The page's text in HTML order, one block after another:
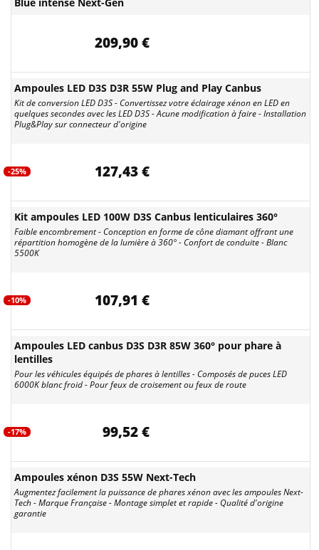
209,90 €
Ampoules LED D3S D3R 55W Plug and Play Canbus
Kit de conversion LED D3S - Convertissez votre éclairage xénon en LED en
quelques secondes avec les LED D3S - Acune modification à faire - Installation
Plug&Play sur connecteur d'origine
-25% 127,43 €
Kit ampoules LED 100W D3S Canbus lenticulaires 360°
Faible encombrement - Conception en forme de cône diamant offrant une
répartition homogène de la lumière à 360° - Confort de conduite - Blanc
5500K
-10% 107,91 €
Ampoules LED canbus D3S D3R 85W 360° pour phare à
lentilles
Pour les véhicules équipés de phares à lentilles - Composés de puces LED
6000K blanc froid - Pour feux de croisement ou feux de route
-17% 99,52 €
Ampoules xénon D3S 55W Next-Tech
Augmentez facilement la puissance de phares xénon avec les ampoules Next-
Tech - Marque Française - Montage simplet et rapide - Qualité d'origine
garantie